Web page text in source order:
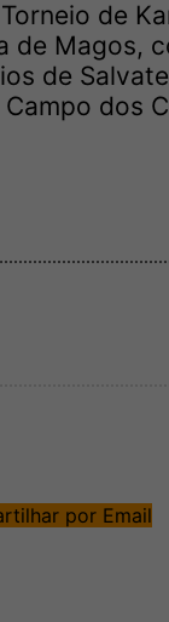
de
de Magos,
de
dos